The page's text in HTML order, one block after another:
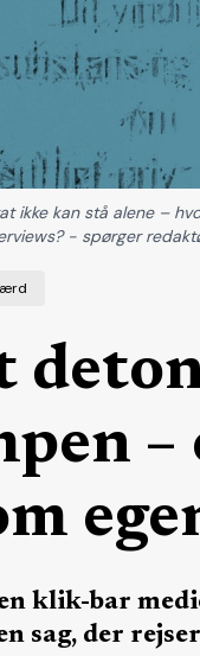
klik-bar
sag, der
ikke kan stå alene –
- spørger